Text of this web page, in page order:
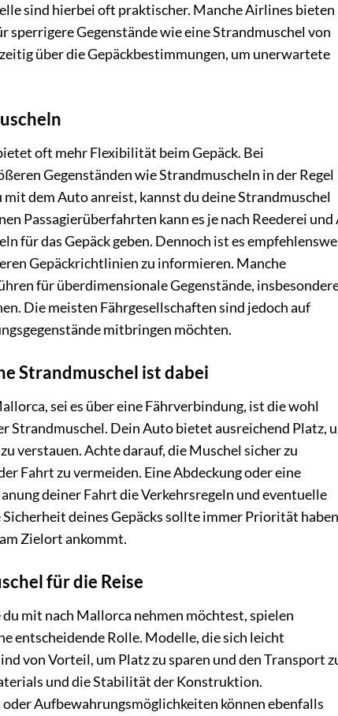
sind hierbei oft praktischer. Manche Airlines bieten
sperrigere Gegenstände wie eine Strandmuschel von
über die Gepäckbestimmungen, um unerwartete
oft mehr Flexibilität beim Gepäck. Bei
Gegenständen wie Strandmuscheln in der Regel
dem Auto anreist, kannst du deine Strandmuschel
Passagierüberfahrten kann es je nach Reederei
für das Gepäck geben. Dennoch ist es
Gepäckrichtlinien zu informieren. Manche
für überdimensionale Gegenstände,
Die meisten Fährgesellschaften sind jedoch auf
mitbringen möchten.
Strandmuschel ist dabei
sei es über eine Fährverbindung, ist die wohl
Strandmuschel. Dein Auto bietet ausreichend Platz,
verstauen. Achte darauf, die Muschel sicher zu
Fahrt zu vermeiden. Eine Abdeckung oder eine
deiner Fahrt die Verkehrsregeln und eventuelle
deines Gepäcks sollte immer Priorität
Zielort ankommt.
für die Reise
mit nach Mallorca nehmen möchtest, spielen
entscheidende Rolle. Modelle, die sich leicht
von Vorteil, um Platz zu sparen und den Transport
und die Stabilität der Konstruktion.
Aufbewahrungsmöglichkeiten können ebenfalls